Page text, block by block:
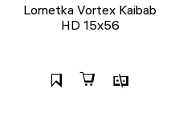
Lornetka Vortex Kaibab
HD 15x56